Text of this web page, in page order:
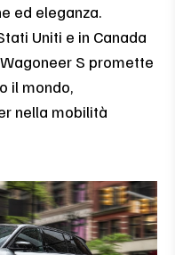
ed eleganza.
Uniti e in Canada
S promette
il mondo,
nella mobilità